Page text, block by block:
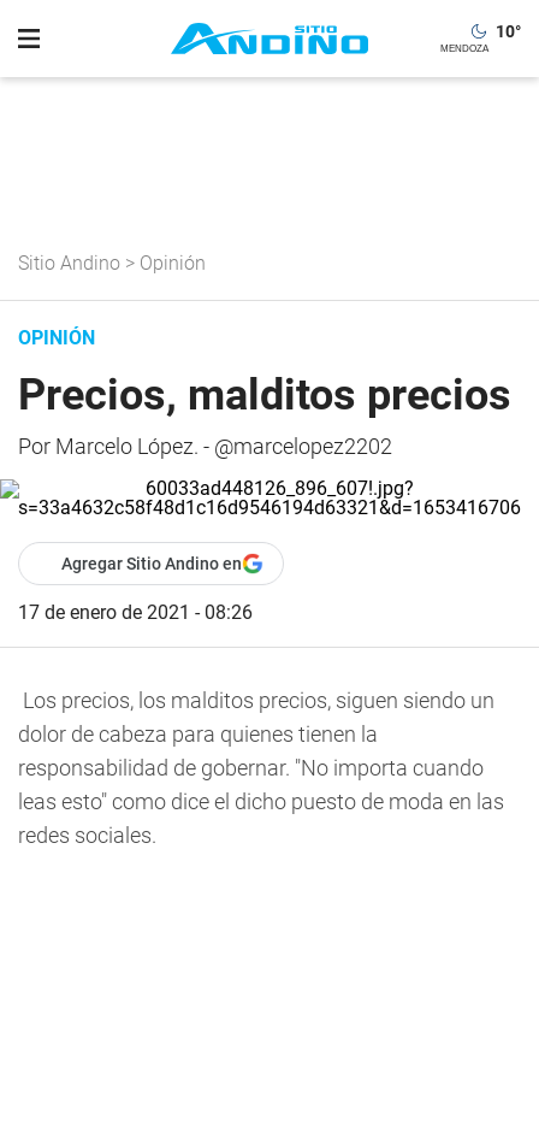
10°
Sitio Andino > Opinión
OPINIÓN
Precios, malditos precios
Por Marcelo López. - @marcelopez2202
Agregar Sitio Andino en
17 de enero de 2021 - 08:26
Los precios, los malditos precios, siguen siendo un
dolor de cabeza para quienes tienen la
responsabilidad de gobernar. "No importa cuando
leas esto" como dice el dicho puesto de moda en las
redes sociales.